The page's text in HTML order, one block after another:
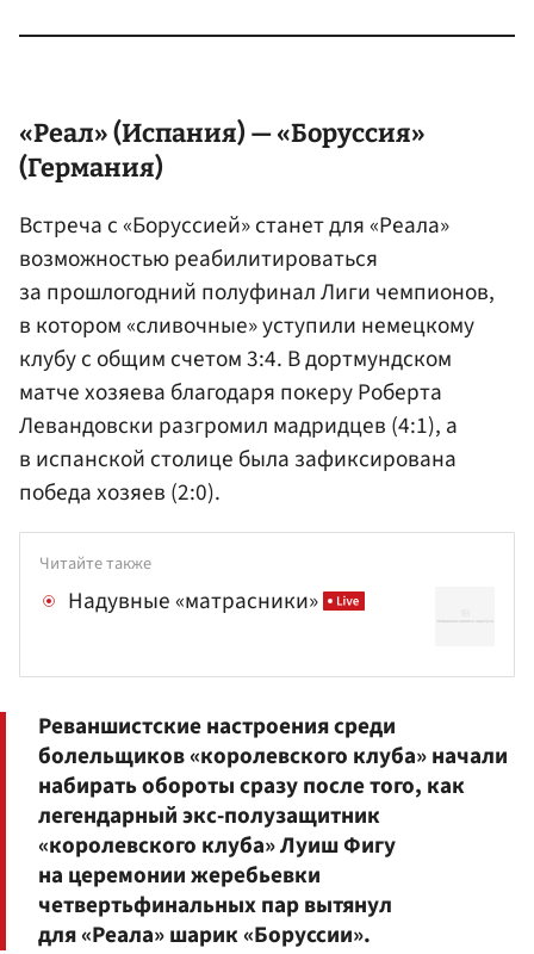
«Реал» (Испания) — «Боруссия»
(Германия)
Встреча с «Боруссией» станет для «Реала»
возможностью реабилитироваться
за прошлогодний полуфинал Лиги чемпионов,
в котором «сливочные» уступили немецкому
клубу с общим счетом 3:4. В дортмундском
матче хозяева благодаря покеру Роберта
Левандовски разгромил мадридцев (4:1), а
в испанской столице была зафиксирована
победа хозяев (2:0).
Читайте также
Надувные «матрасники»
Реваншистские настроения среди
болельщиков «королевского клуба» начали
набирать обороты сразу после того, как
легендарный экс-полузащитник
«королевского клуба»Луиш Фигу
на церемонии жеребьевки
четвертьфинальных пар вытянул
для «Реала» шарик «Боруссии».